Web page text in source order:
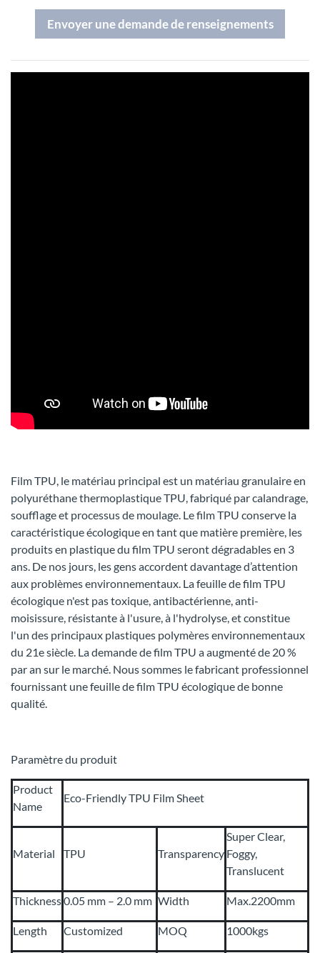
Envoyer une demande de renseignements
Film TPU, le matériau principal est un matériau granulaire en
polyuréthane thermoplastique TPU, fabriqué par calandrage,
soufflage et processus de moulage. Le film TPU conserve la
caractéristique écologique en tant que matière première, les
produits en plastique du film TPU seront dégradables en 3
ans. De nos jours, les gens accordent davantage d’attention
aux problèmes environnementaux. La feuille de film TPU
écologique n'est pas toxique, antibactérienne, anti-
moisissure, résistante à l'usure, à l'hydrolyse, et constitue
l'un des principaux plastiques polymères environnementaux
du 21e siècle. La demande de film TPU a augmenté de 20 %
par an sur le marché. Nous sommes le fabricant professionnel
fournissant une feuille de film TPU écologique de bonne
qualité.
Paramètre du produit
Product
Name
Eco-Friendly TPU Film Sheet
Material TPU Transparency
Super Clear,
Foggy,
Translucent
Thickness0.05 mm – 2.0 mm Width Max.2200mm
Length Customized MOQ 1000kgs